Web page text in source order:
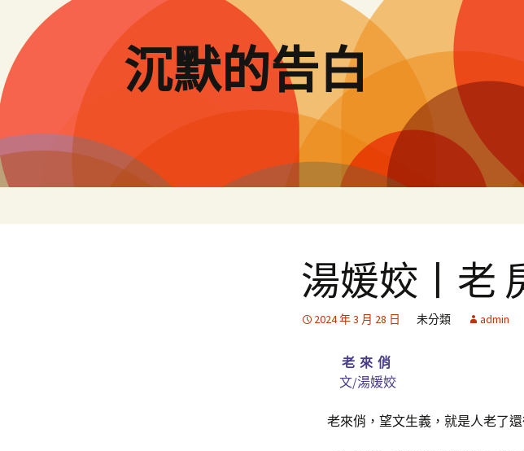
要
內
容
沉默的告白
湯媛姣丨老
2024 年 3 月 28 日 未分類 admin
老 來 俏
文/湯媛姣
老來俏，望文生義，就是人老了還